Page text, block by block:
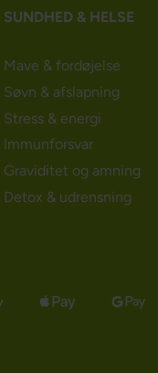
SUNDHED & HELSE
Mave & fordøjelse
Søvn & afslapning
Stress & energi
Immunforsvar
Graviditet og amning
Detox & udrensning